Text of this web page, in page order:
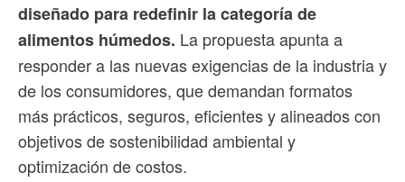
diseñado para redefinir la categoría de
alimentos húmedos. La propuesta apunta a
responder a las nuevas exigencias de la industria y
de los consumidores, que demandan formatos
más prácticos, seguros, eficientes y alineados con
objetivos de sostenibilidad ambiental y
optimización de costos.